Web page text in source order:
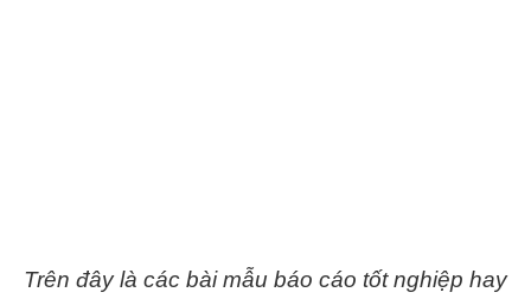
Trên đây là các bài mẫu báo cáo tốt nghiệp hay